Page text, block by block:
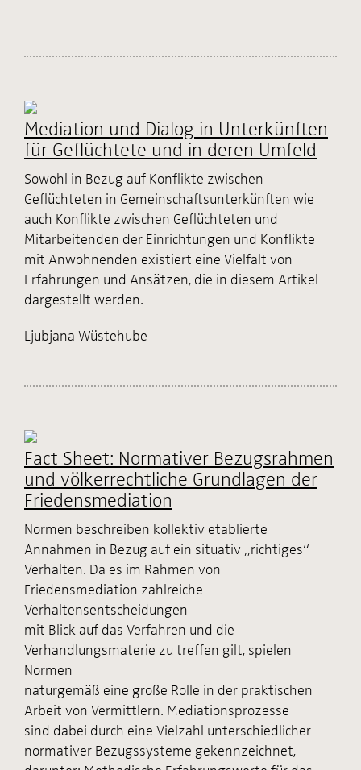
Mediation und Dialog in Unterkünften
für Geflüchtete und in deren Umfeld
Sowohl in Bezug auf Konflikte zwischen
Geflüchteten in Gemeinschaftsunterkünften wie
auch Konflikte zwischen Geflüchteten und
Mitarbeitenden der Einrichtungen und Konflikte
mit Anwohnenden existiert eine Vielfalt von
Erfahrungen und Ansätzen, die in diesem Artikel
dargestellt werden.
Ljubjana Wüstehube
Fact Sheet: Normativer Bezugsrahmen
und völkerrechtliche Grundlagen der
Friedensmediation
Normen beschreiben kollektiv etablierte
Annahmen in Bezug auf ein situativ „richtiges“
Verhalten. Da es im Rahmen von
Friedensmediation zahlreiche
Verhaltensentscheidungen
mit Blick auf das Verfahren und die
Verhandlungsmaterie zu treffen gilt, spielen
Normen
naturgemäß eine große Rolle in der praktischen
Arbeit von Vermittlern. Mediationsprozesse
sind dabei durch eine Vielzahl unterschiedlicher
normativer Bezugssysteme gekennzeichnet,